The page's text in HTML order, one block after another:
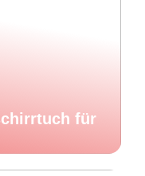
für